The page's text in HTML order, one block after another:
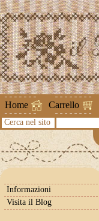
Home Carrello
Cerca nel sito
Informazioni
Visita il Blog